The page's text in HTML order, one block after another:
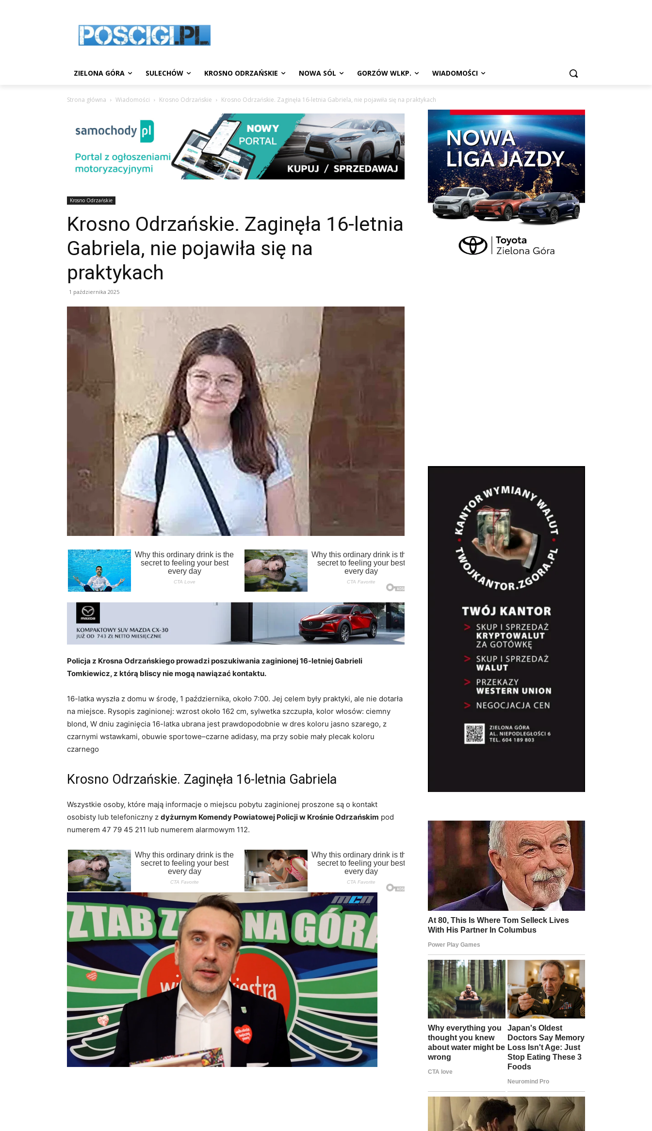
ZIELONA GÓRA SULECHÓW KROSNO ODRZAŃSKIE NOWA SÓL GORZÓW WLKP. WIADOMOŚCI
Strona główna Wiadomości Krosno Odrzańskie Krosno Odrzańskie. Zaginęła 16-letnia Gabriela, nie pojawiła się na praktykach
Krosno Odrzańskie
Krosno Odrzańskie. Zaginęła 16-letnia
Gabriela, nie pojawiła się na
praktykach
1 października 2025
Policja z Krosna Odrzańskiego prowadzi poszukiwania zaginionej 16-letniej Gabrieli
Tomkiewicz, z którą bliscy nie mogą nawiązać kontaktu.
16-latka wyszła z domu w środę, 1 października, około 7:00. Jej celem były praktyki, ale nie dotarła
na miejsce. Rysopis zaginionej: wzrost około 162 cm, sylwetka szczupła, kolor włosów: ciemny
blond, W dniu zaginięcia 16-latka ubrana jest prawdopodobnie w dres koloru jasno szarego, z
czarnymi wstawkami, obuwie sportowe–czarne adidasy, ma przy sobie mały plecak koloru
czarnego
Krosno Odrzańskie. Zaginęła 16-letnia Gabriela
Wszystkie osoby, które mają informacje o miejscu pobytu zaginionej proszone są o kontakt
osobisty lub telefoniczny z dyżurnym Komendy Powiatowej Policji w Krośnie Odrzańskim pod
numerem 47 79 45 211 lub numerem alarmowym 112.